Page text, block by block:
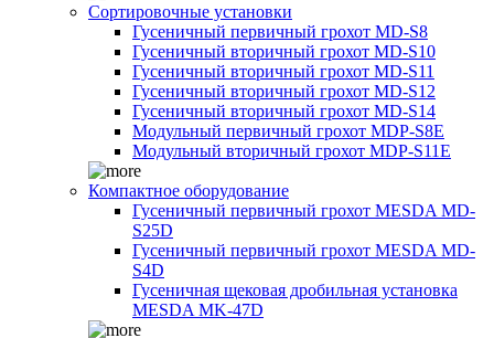
Сортировочные установки
Гусеничный первичный грохот MD-S8
Гусеничный вторичный грохот MD-S10
Гусеничный вторичный грохот MD-S11
Гусеничный вторичный грохот MD-S12
Гусеничный вторичный грохот MD-S14
Модульный первичный грохот MDP-S8E
Модульный вторичный грохот MDP-S11E
Компактное оборудование
Гусеничный первичный грохот MESDA MD-
S25D
Гусеничный первичный грохот MESDA MD-
S4D
Гусеничная щековая дробильная установка
MESDA MK-47D